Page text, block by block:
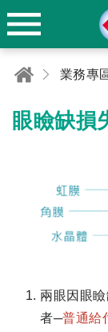
業務專
眼瞼缺損
兩眼因眼
者─普通給